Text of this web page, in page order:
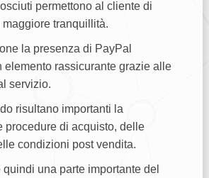
permettono al cliente di
tranquillità.
la presenza di PayPal
elemento rassicurante grazie alle
servizio.
risultano importanti la
procedure di acquisto, delle
condizioni post vendita.
quindi una parte importante del